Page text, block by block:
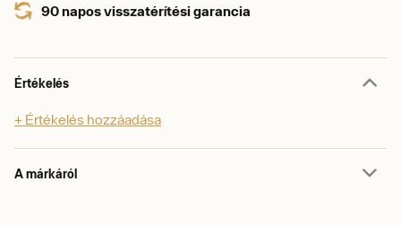
90 napos visszatérítési garancia
Értékelés
+ Értékelés hozzáadása
A márkáról